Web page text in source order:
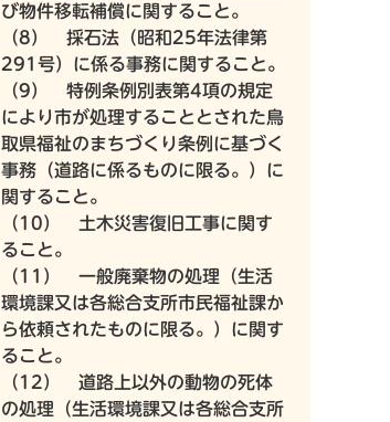
び物件移転補償に関すること。
（8） 採石法（昭和25年法律第
291号）に係る事務に関すること。
（9） 特例条例別表第4項の規定
により市が処理することとされた鳥
取県福祉のまちづくり条例に基づく
事務（道路に係るものに限る。）に
関すること。
（10） 土木災害復旧工事に関す
ること。
（11） 一般廃棄物の処理（生活
環境課又は各総合支所市民福祉課か
ら依頼されたものに限る。）に関す
ること。
（12） 道路上以外の動物の死体
の処理（生活環境課又は各総合支所